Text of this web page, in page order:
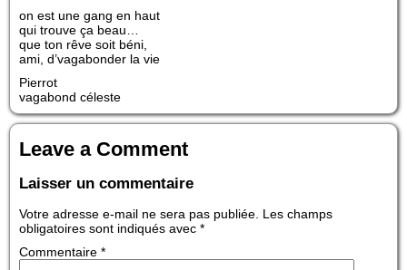
on est une gang en haut
qui trouve ça beau…
que ton rêve soit béni,
ami, d’vagabonder la vie
Pierrot
vagabond céleste
Leave a Comment
Laisser un commentaire
Votre adresse e-mail ne sera pas publiée. Les champs
obligatoires sont indiqués avec *
Commentaire *